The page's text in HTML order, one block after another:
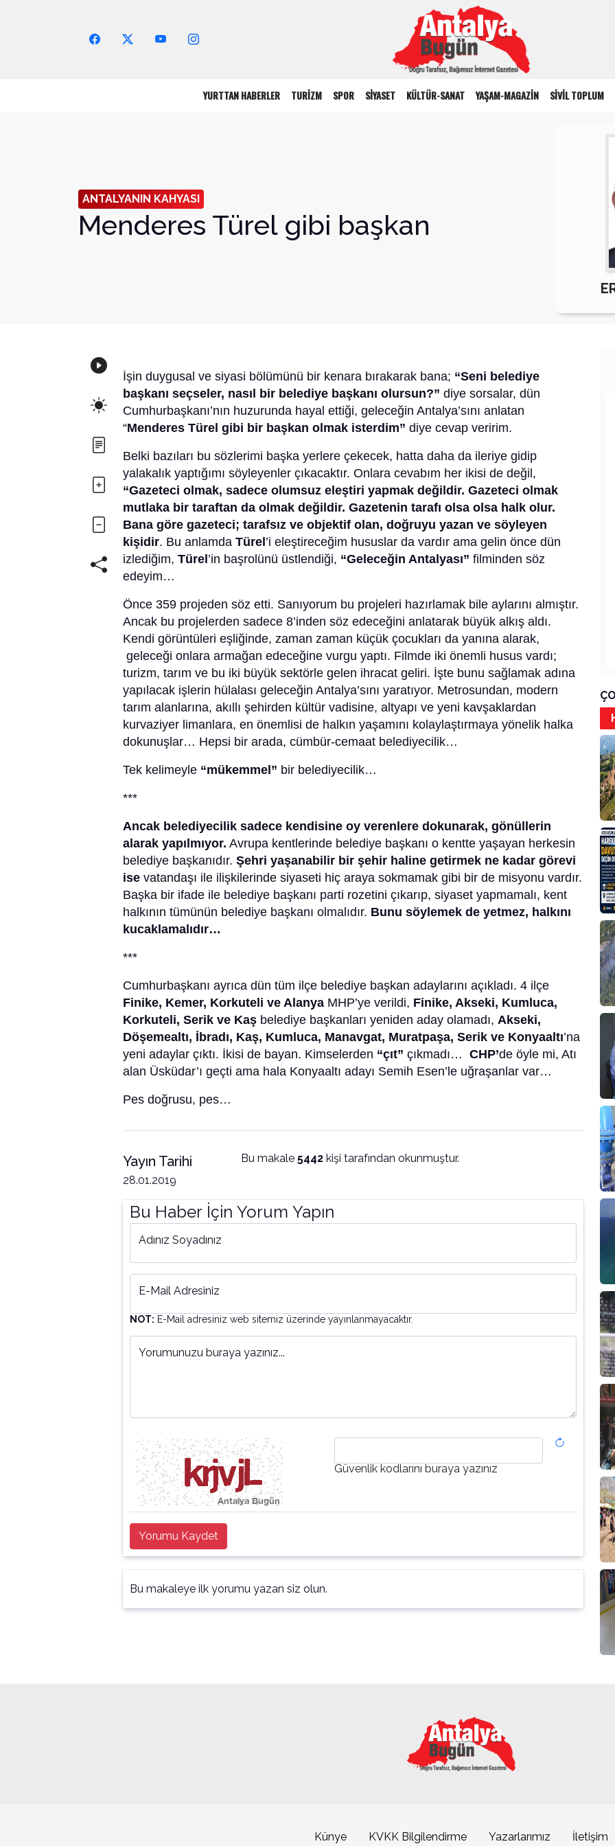
YURTTAN HABERLER TURİZM SPOR SİYASET KÜLTÜR-SANAT YAŞAM-MAGAZİN SİVİL TOPLUM
ANTALYANIN KAHYASI
Menderes Türel gibi başkan
İşin duygusal ve siyasi bölümünü bir kenara bırakarak bana; “Seni belediye
başkanı seçseler, nasıl bir belediye başkanı olursun?” diye sorsalar, dün
Cumhurbaşkanı’nın huzurunda hayal ettiği, geleceğin Antalya’sını anlatan
“Menderes Türel gibi bir başkan olmak isterdim” diye cevap veririm.
Belki bazıları bu sözlerimi başka yerlere çekecek, hatta daha da ileriye gidip
yalakalık yaptığımı söyleyenler çıkacaktır. Onlara cevabım her ikisi de değil,
“Gazeteci olmak, sadece olumsuz eleştiri yapmak değildir. Gazeteci olmak
mutlaka bir taraftan da olmak değildir. Gazetenin tarafı olsa olsa halk olur.
Bana göre gazeteci; tarafsız ve objektif olan, doğruyu yazan ve söyleyen
kişidir. Bu anlamda Türel ’i eleştireceğim hususlar da vardır ama gelin önce dün
izlediğim, Türel ’in başrolünü üstlendiği, “Geleceğin Antalyası” filminden söz
edeyim…
Önce 359 projeden söz etti. Sanıyorum bu projeleri hazırlamak bile aylarını almıştır.
Ancak bu projelerden sadece 8’inden söz edeceğini anlatarak büyük alkış aldı.
Kendi görüntüleri eşliğinde, zaman zaman küçük çocukları da yanına alarak,
geleceği onlara armağan edeceğine vurgu yaptı. Filmde iki önemli husus vardı;
turizm, tarım ve bu iki büyük sektörle gelen ihracat geliri. İşte bunu sağlamak adına
yapılacak işlerin hülalası geleceğin Antalya’sını yaratıyor. Metrosundan, modern
tarım alanlarına, akıllı şehirden kültür vadisine, altyapı ve yeni kavşaklardan
kurvaziyer limanlara, en önemlisi de halkın yaşamını kolaylaştırmaya yönelik halka
dokunuşlar… Hepsi bir arada, cümbür-cemaat belediyecilik…
Tek kelimeyle “mükemmel” bir belediyecilik…
***
Ancak belediyecilik sadece kendisine oy verenlere dokunarak, gönüllerin
alarak yapılmıyor. Avrupa kentlerinde belediye başkanı o kentte yaşayan herkesin
belediye başkanıdır. Şehri yaşanabilir bir şehir haline getirmek ne kadar görevi
ise vatandaşı ile ilişkilerinde siyaseti hiç araya sokmamak gibi bir de misyonu vardır.
Başka bir ifade ile belediye başkanı parti rozetini çıkarıp, siyaset yapmamalı, kent
halkının tümünün belediye başkanı olmalıdır. Bunu söylemek de yetmez, halkını
kucaklamalıdır…
***
Cumhurbaşkanı ayrıca dün tüm ilçe belediye başkan adaylarını açıkladı. 4 ilçe
Finike, Kemer, Korkuteli ve Alanya MHP’ye verildi, Finike, Akseki, Kumluca,
Korkuteli, Serik ve Kaş belediye başkanları yeniden aday olamadı, Akseki,
Döşemealtı, İbradı, Kaş, Kumluca, Manavgat, Muratpaşa, Serik ve Konyaaltı’na
yeni adaylar çıktı. İkisi de bayan. Kimselerden “çıt” çıkmadı… CHP’de öyle mi, Atı
alan Üsküdar’ı geçti ama hala Konyaaltı adayı Semih Esen’le uğraşanlar var…
Pes doğrusu, pes…
Yayın Tarihi
28.01.2019
Bu makale 5442kişi tarafından okunmuştur.
Bu Haber İçin Yorum Yapın
Adınız Soyadınız
E-Mail Adresiniz
NOT: E-Mail adresiniz web sitemiz üzerinde yayınlanmayacaktır.
Yorumunuzu buraya yazınız...
Güvenlik kodlarını buraya yazınız
Yorumu Kaydet
Bu makaleye ilk yorumu yazan siz olun.
Künye KVKK Bilgilendirme Yazarlarımız İletişim
Arama Yap!